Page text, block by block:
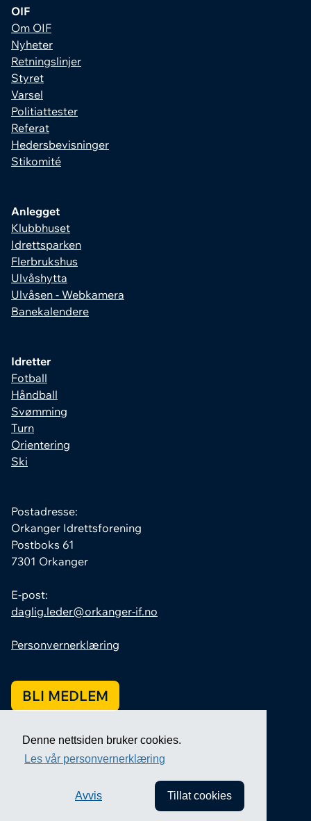
Denne nettsiden bruker cookies.
Les vår personvernerklæring
Avvis Tillat cookies
OIF
Om OIF
Nyheter
Retningslinjer
Styret
Varsel
Politiattester
Referat
Hedersbevisninger
Stikomité
Anlegget
Klubbhuset
Idrettsparken
Flerbrukshus
Ulvåshytta
Ulvåsen - Webkamera
Banekalendere
Idretter
Fotball
Håndball
Svømming
Turn
Orientering
Ski
Postadresse:
Orkanger Idrettsforening
Postboks 61
7301 Orkanger
E-post:
daglig.leder@orkanger-if.no
Personvernerklæring
BLI MEDLEM